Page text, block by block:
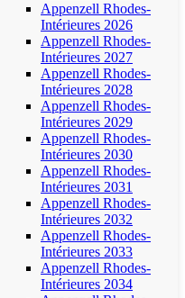
Appenzell Rhodes-
Intérieures 2026
Appenzell Rhodes-
Intérieures 2027
Appenzell Rhodes-
Intérieures 2028
Appenzell Rhodes-
Intérieures 2029
Appenzell Rhodes-
Intérieures 2030
Appenzell Rhodes-
Intérieures 2031
Appenzell Rhodes-
Intérieures 2032
Appenzell Rhodes-
Intérieures 2033
Appenzell Rhodes-
Intérieures 2034